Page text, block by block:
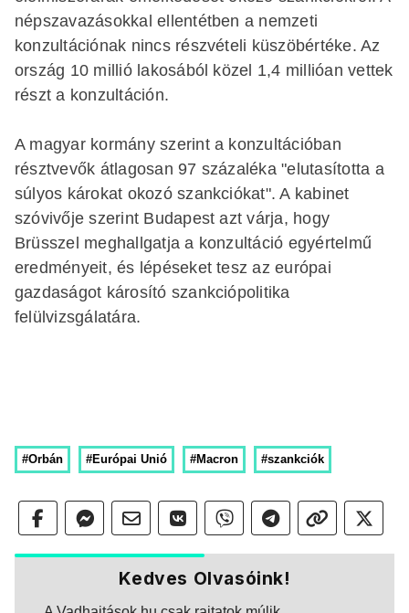
népszavazásokkal ellentétben a nemzeti
konzultációnak nincs részvételi küszöbértéke. Az
ország 10 millió lakosából közel 1,4 millióan vettek
részt a konzultáción.
A magyar kormány szerint a konzultációban
résztvevők átlagosan 97 százaléka "elutasította a
súlyos károkat okozó szankciókat". A kabinet
szóvivője szerint Budapest azt várja, hogy
Brüsszel meghallgatja a konzultáció egyértelmű
eredményeit, és lépéseket tesz az európai
gazdaságot károsító szankciópolitika
felülvizsgálatára.
#Orbán #Európai Unió #Macron #szankciók
Kedves Olvasóink!